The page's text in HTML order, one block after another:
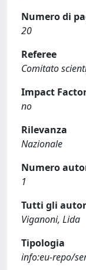
Numero di
20
Referee
Comitato
Impact
no
Rilevanza
Nazionale
Numero
1
Tutti gli
Viganoni, Lida
Tipologia
info:eu-repo/